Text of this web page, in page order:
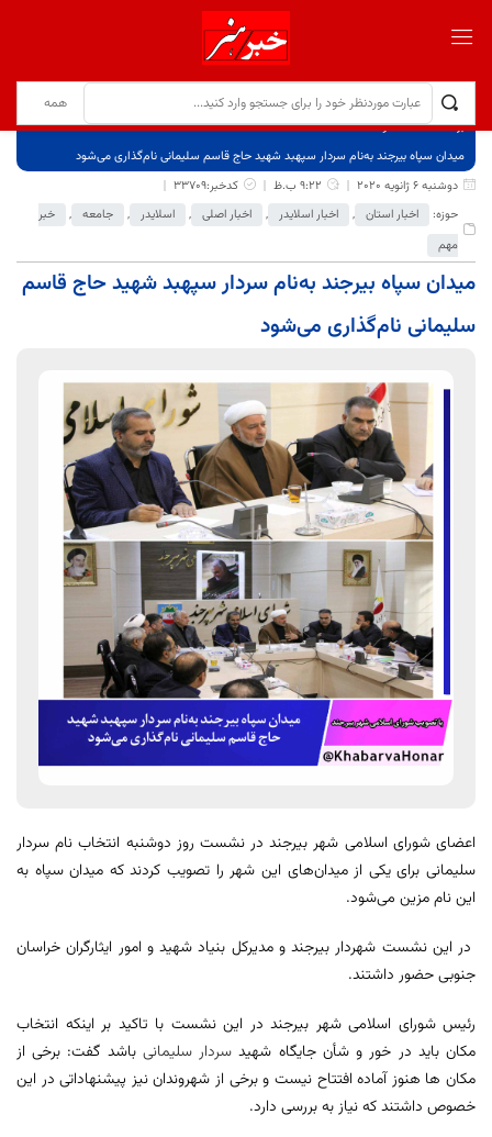
برگ نخست
نوشته‌ها
میدان سپاه بیرجند به‌نام سردار سپهبد شهید حاج قاسم سلیمانی نام‌گذاری می‌شود
دوشنبه 6 ژانویه 2020
9:22 ب.ظ
کدخبر:33709
حوزه:
اخبار استان , اخبار اسلایدر , اخبار اصلی , اسلایدر , جامعه ,
خبر
مهم
میدان سپاه بیرجند به‌نام سردار سپهبد شهید حاج قاسم
سلیمانی نام‌گذاری می‌شود
اعضای شورای اسلامی شهر بیرجند در نشست روز دوشنبه انتخاب نام سردار
سلیمانی برای یکی از میدان‌های این شهر را تصویب کردند که میدان سپاه به
این نام مزین می‌شود.
در این نشست شهردار بیرجند و مدیرکل بنیاد شهید و امور ایثارگران خراسان
جنوبی حضور داشتند.
رئیس شورای اسلامی شهر بیرجند در این نشست با تاکید بر اینکه انتخاب
مکان باید در خور و شأن جایگاه شهید سردار سلیمانی باشد گفت: برخی از
مکان ها هنوز آماده افتتاح نیست و برخی از شهروندان نیز پیشنهاداتی در این
خصوص داشتند که نیاز به بررسی دارد.